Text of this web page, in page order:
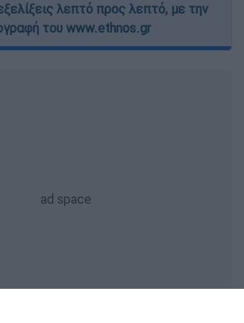
λεπτό προς λεπτό, με την
του www.ethnos.gr